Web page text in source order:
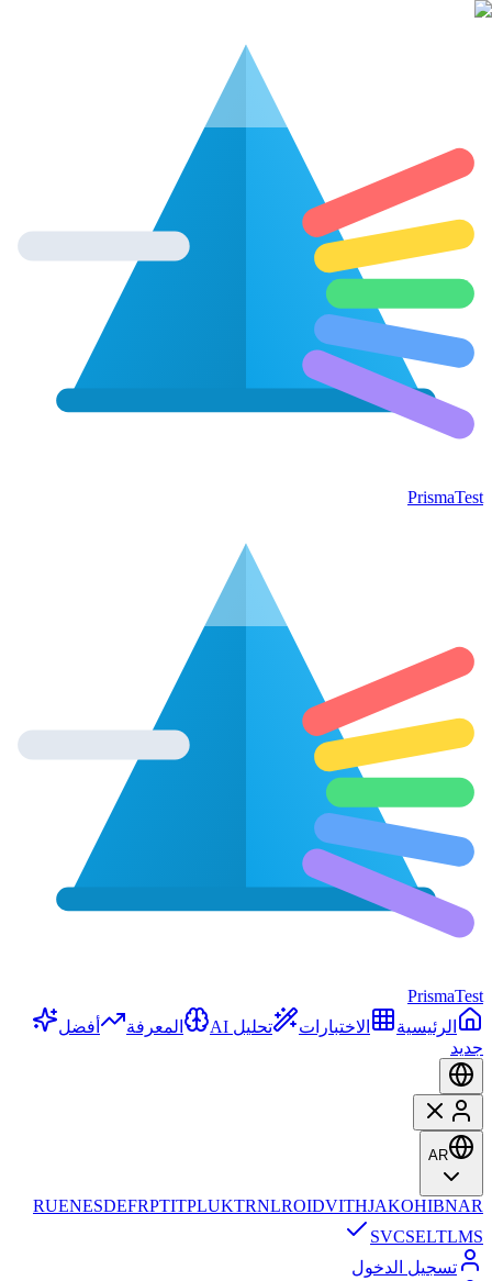
PrismaTest
PrismaTest
الرئيسية
الاختبارات تحليل AI المعرفة
أفضل
جديد
AR
RUENESDEFRPTITPLUKTRNLROIDVITHJAKOHIBNAR
SVCSELTLMS
تسجيل الدخول